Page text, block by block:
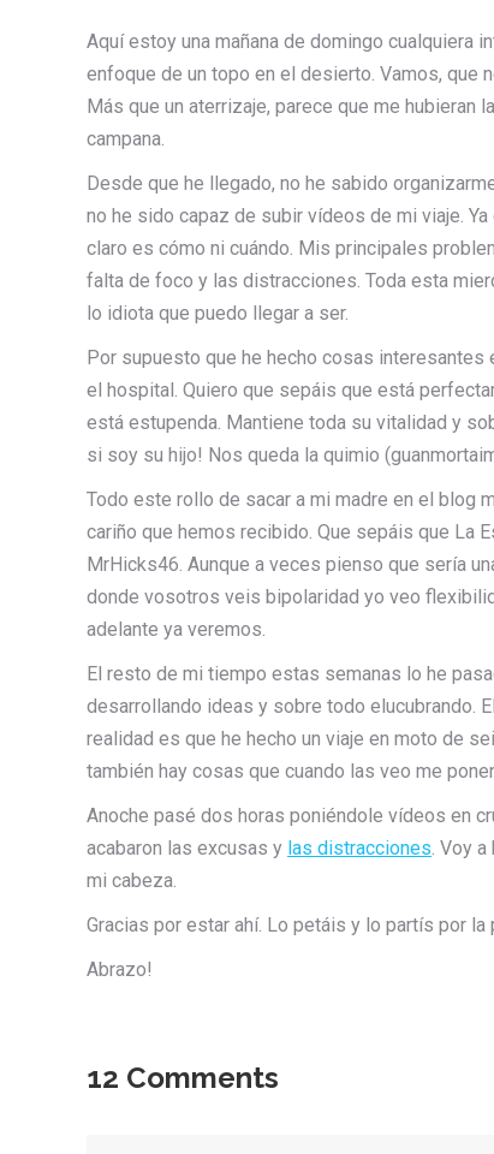
Aquí estoy una mañana de domingo cualquiera
enfoque de un topo en el desierto. Vamos, que
Más que un aterrizaje, parece que me hubieran
campana.
Desde que he llegado, no he sabido
no he sido capaz de subir vídeos de mi viaje.
claro es cómo ni cuándo. Mis principales
falta de foco y las distracciones. Toda esta
lo idiota que puedo llegar a ser.
Por supuesto que he hecho cosas
el hospital. Quiero que sepáis que está
está estupenda. Mantiene toda su vitalidad y
si soy su hijo! Nos queda la quimio
Todo este rollo de sacar a mi madre en el blog
cariño que hemos recibido. Que sepáis que La
MrHicks46. Aunque a veces pienso que sería
donde vosotros veis bipolaridad yo veo
adelante ya veremos.
El resto de mi tiempo estas semanas lo he
desarrollando ideas y sobre todo elucubrando.
realidad es que he hecho un viaje en moto de
también hay cosas que cuando las veo me
Anoche pasé dos horas poniéndole vídeos en
acabaron las excusas y las distracciones. Voy
mi cabeza.
Gracias por estar ahí. Lo petáis y lo partís por la
Abrazo!
12 Comments